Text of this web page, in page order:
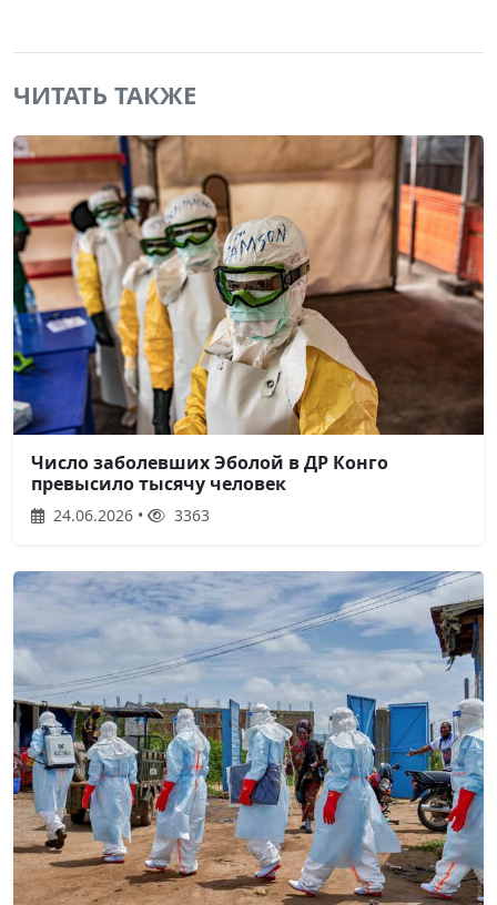
ЧИТАТЬ ТАКЖЕ
Число заболевших Эболой в ДР Конго
превысило тысячу человек
24.06.2026 • 3363